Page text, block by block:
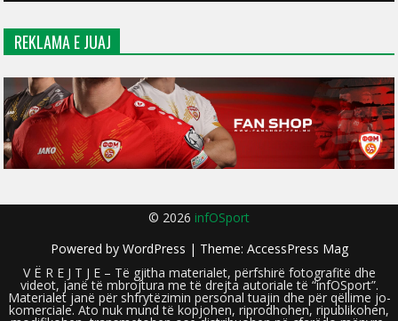
REKLAMA E JUAJ
© 2026 infOSport
Powered by WordPress | Theme: AccessPress Mag
V Ë R E J T J E – Të gjitha materialet, përfshirë fotografitë dhe
videot, janë të mbrojtura me të drejta autoriale të “infOSport”.
Materialet janë për shfrytëzimin personal tuajin dhe për qëllime jo-
komerciale. Ato nuk mund të kopjohen, riprodhohen, ripublikohen,